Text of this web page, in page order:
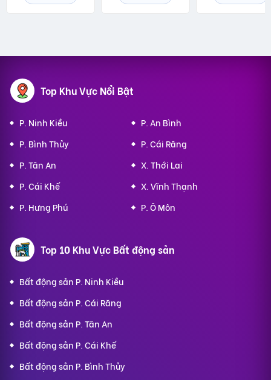
Top Khu Vực Nổi Bật
P. Ninh Kiều
P. An Bình
P. Bình Thủy
P. Cái Răng
P. Tân An
X. Thới Lai
P. Cái Khế
X. Vĩnh Thạnh
P. Hưng Phú
P. Ô Môn
Top 10 Khu Vực Bất động sản
Bất động sản P. Ninh Kiều
Bất động sản P. Cái Răng
Bất động sản P. Tân An
Bất động sản P. Cái Khế
Bất động sản P. Bình Thủy